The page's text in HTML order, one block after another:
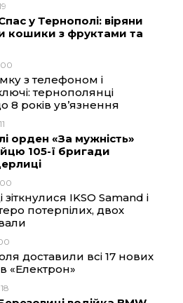
у Тернополі: віряни
кошики з фруктами та
з телефоном і
тернополянці
8 років ув’язнення
орден «За мужність»
105-ї бригади
IKSO Samand і
потерпілих, двох
доставили всі 17 нових
«Електрон»